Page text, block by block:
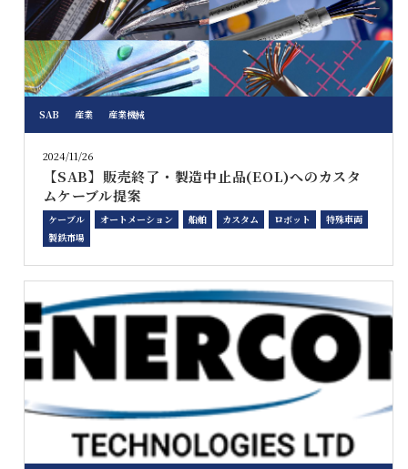
SAB 産業 産業機械
2024/11/26
【SAB】販売終了・製造中止品(EOL)へのカスタ
ムケーブル提案
ケーブル オートメーション 船舶 カスタム ロボット
特殊車両
製鉄市場